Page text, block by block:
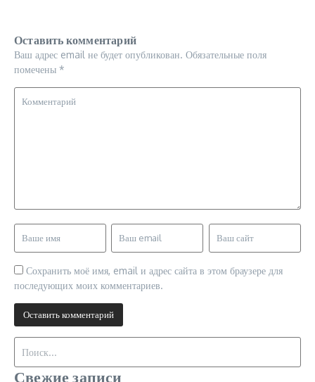
Оставить комментарий
Ваш адрес email не будет опубликован. Обязательные поля
помечены *
Сохранить моё имя, email и адрес сайта в этом браузере для
последующих моих комментариев.
Искать:
Свежие записи